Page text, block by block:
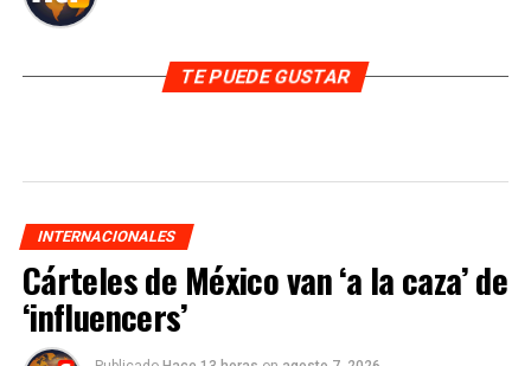
TE PUEDE GUSTAR
INTERNACIONALES
Cárteles de México van ‘a la caza’ de
‘influencers’